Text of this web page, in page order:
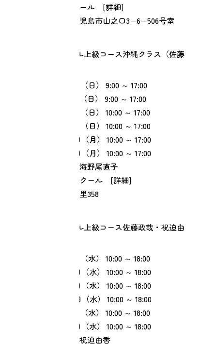
【会場】鹿児島スクール [詳細]
【住所】鹿児島県鹿児島市山之口3−6−506号室
リターンスクール上級コース沖縄クラス（佐藤
① 2026年10月25日（日）
9:00 ～ 17:00
② 2026年11月22日（日）
9:00 ～ 17:00
③ 2026年12月27日（日）
10:00 ～ 17:00
④ 2027年01月24日（日）
10:00 ～ 17:00
⑤ 2027年02月22日（月）
10:00 ～ 17:00
⑥ 2027年03月29日（月）
10:00 ～ 17:00
【担当】佐藤政哉 海野尾直子
【会場】沖縄安里スクール [詳細]
【住所】那覇市字安里358
リターンスクール上級コース佐藤政哉・祝迫由
① 2027年01月06日（水）
10:00 ～ 18:00
② 2027年02月03日（水）
10:00 ～ 18:00
③ 2027年03月03日（水）
10:00 ～ 18:00
④ 2027年04月07日（水）
10:00 ～ 18:00
⑤ 2027年05月12日（水）
10:00 ～ 18:00
⑥ 2027年06月09日（水）
10:00 ～ 18:00
【担当】佐藤政哉 祝迫由香